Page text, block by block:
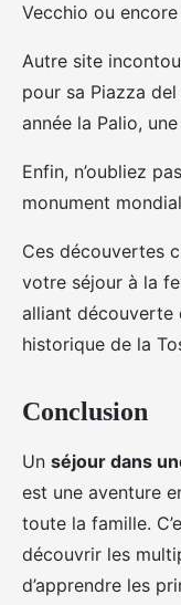
Vecchio ou
Autre site
pour sa Piazza
année la Palio,
Enfin, n’oubliez
monument
Ces découvertes
votre séjour à la
alliant découverte
historique de la
Conclusion
Un séjour dans
est une aventure
toute la famille.
découvrir les
d’apprendre les